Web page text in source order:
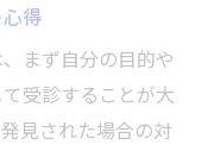
得
まず自分の目的や
受診することが大
見された場合の対